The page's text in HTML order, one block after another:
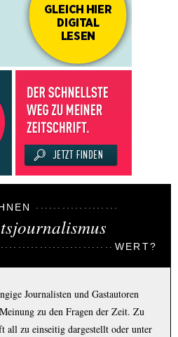
WERT?
Journalisten und Gastautoren
zu den Fragen der Zeit. Zu
all zu einseitig dargestellt oder unter